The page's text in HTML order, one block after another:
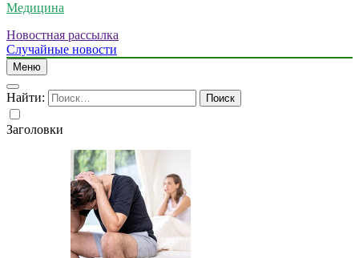
Медицина
Новостная рассылка
Случайные новости
Меню
Найти:
Заголовки